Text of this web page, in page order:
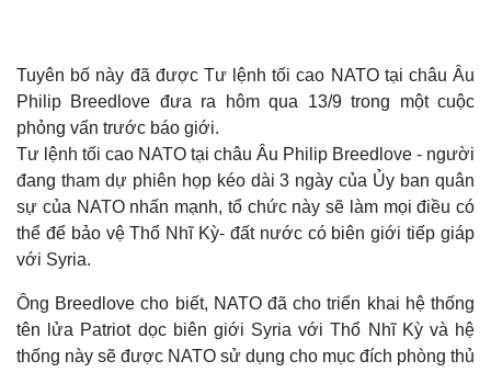
Tuyên bố này đã được Tư lệnh tối cao NATO tại châu Âu
Philip Breedlove đưa ra hôm qua 13/9 trong một cuộc
phỏng vấn trước báo giới.
Tư lệnh tối cao NATO tại châu Âu Philip Breedlove - người
đang tham dự phiên họp kéo dài 3 ngày của Ủy ban quân
sự của NATO nhấn mạnh, tổ chức này sẽ làm mọi điều có
thể để bảo vệ Thổ Nhĩ Kỳ- đất nước có biên giới tiếp giáp
với Syria.
Ông Breedlove cho biết, NATO đã cho triển khai hệ thống
tên lửa Patriot dọc biên giới Syria với Thổ Nhĩ Kỳ và hệ
thống này sẽ được NATO sử dụng cho mục đích phòng thủ